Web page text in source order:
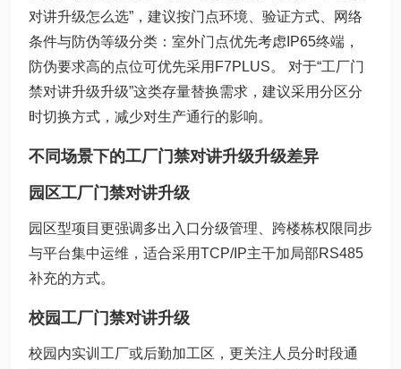
对讲升级怎么选”，建议按门点环境、验证方式、网络
条件与防伪等级分类：室外门点优先考虑IP65终端，
防伪要求高的点位可优先采用F7PLUS。 对于“工厂门
禁对讲升级升级”这类存量替换需求，建议采用分区分
时切换方式，减少对生产通行的影响。
不同场景下的工厂门禁对讲升级升级差异
园区工厂门禁对讲升级
园区型项目更强调多出入口分级管理、跨楼栋权限同步
与平台集中运维，适合采用TCP/IP主干加局部RS485
补充的方式。
校园工厂门禁对讲升级
校园内实训工厂或后勤加工区，更关注人员分时段通